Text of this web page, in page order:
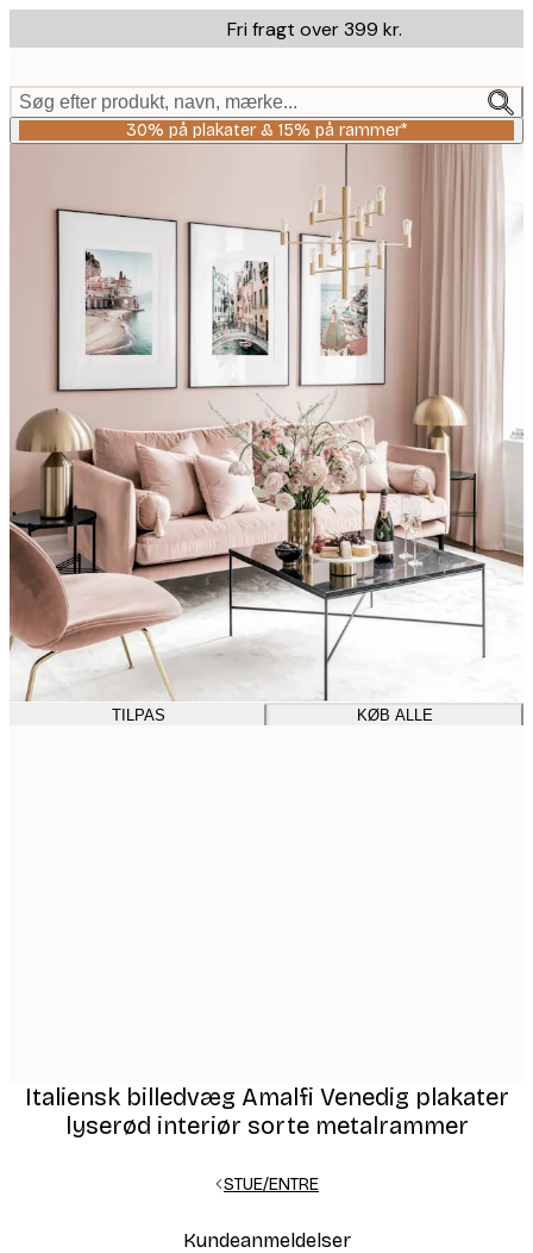
to
content.
Fri fragt over 399 kr.
Søg efter produkt, navn, mærke...
30% på plakater & 15% på rammer*
TILPAS KØB ALLE
Italiensk billedvæg Amalfi Venedig plakater
lyserød interiør sorte metalrammer
STUE/ENTRE
Kundeanmeldelser